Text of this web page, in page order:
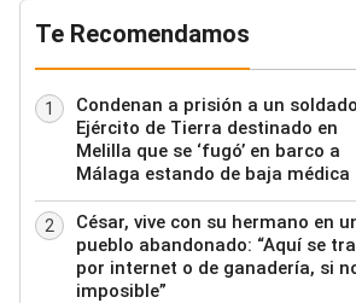
Te Recomendamos
1
Condenan a prisión a un
Ejército de Tierra destinado en
Melilla que se ‘fugó’ en barco a
Málaga estando de baja médica
2
César, vive con su hermano en
pueblo abandonado: “Aquí se
por internet o de ganadería, si
imposible”